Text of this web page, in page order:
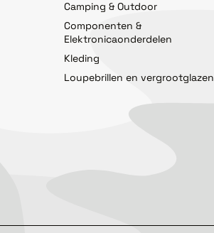
Camping & Outdoor
Componenten &
Elektronicaonderdelen
Kleding
Loupebrillen en vergrootglazen